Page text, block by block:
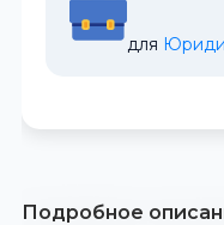
для
Подробное